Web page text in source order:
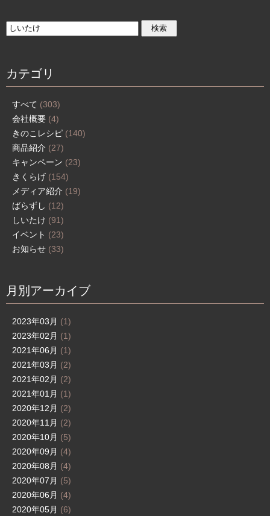
カテゴリ
すべて (303)
会社概要 (4)
きのこレシピ (140)
商品紹介 (27)
キャンペーン (23)
きくらげ (154)
メディア紹介 (19)
ばらずし (12)
しいたけ (91)
イベント (23)
お知らせ (33)
月別アーカイブ
2023年03月 (1)
2023年02月 (1)
2021年06月 (1)
2021年03月 (2)
2021年02月 (2)
2021年01月 (1)
2020年12月 (2)
2020年11月 (2)
2020年10月 (5)
2020年09月 (4)
2020年08月 (4)
2020年07月 (5)
2020年06月 (4)
2020年05月 (6)